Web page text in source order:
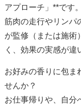
アプローチ」**です。
筋肉の走行やリンパ
が監修（または施術
く、効果の実感が違
お好みの香りに包ま
せんか？
お仕事帰りや、自分